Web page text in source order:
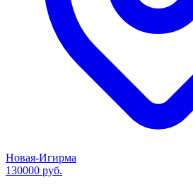
Новая-Игирма
130000 руб.